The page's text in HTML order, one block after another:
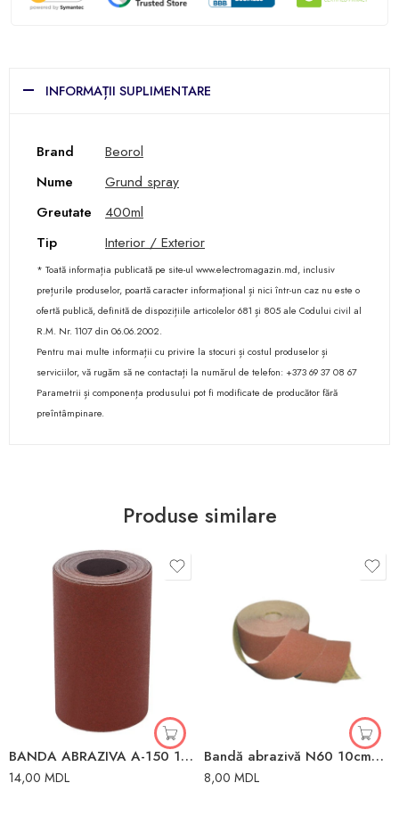
INFORMAȚII SUPLIMENTARE
Brand
Beorol
Nume
Grund spray
Greutate
400ml
Tip
Interior / Exterior
* Toată informația publicată pe site-ul www.electromagazin.md, inclusiv
prețurile produselor, poartă caracter informațional și nici într-un caz nu este o
ofertă publică, definită de dispozițiile articolelor 681 și 805 ale Codului civil al
R.M. Nr. 1107 din 06.06.2002.
Pentru mai multe informații cu privire la stocuri și costul produselor și
serviciilor, vă rugăm să ne contactați la numărul de telefon: +373 69 37 08 67
Parametrii și componența produsului pot fi modificate de producător fără
preîntâmpinare.
Produse similare
BANDA ABRAZIVA A-150 100 MM x 1 M LIDER
14,00 MDL
Bandă abrazivă N60 10cm*50m
8,00 MDL